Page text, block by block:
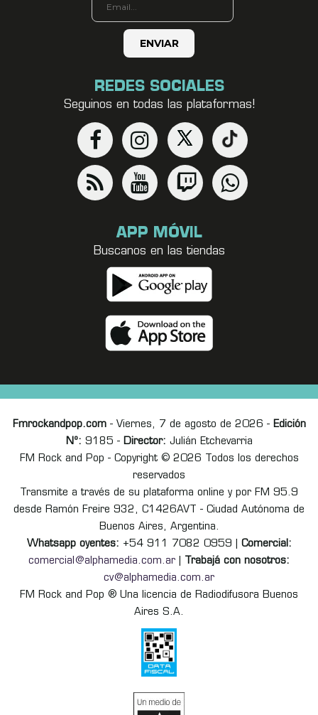
REDES SOCIALES
Seguinos en todas las plataformas!
APP MÓVIL
Buscanos en las tiendas
Fmrockandpop.com- Viernes, 7 de agosto de 2026 - Edición
Nº: 9185 - Director: Julián Etchevarria
FM Rock and Pop - Copyright © 2026 Todos los derechos
reservados
Transmite a través de su plataforma online y por FM 95.9
desde Ramón Freire 932, C1426AVT - Ciudad Autónoma de
Buenos Aires, Argentina.
Whatsapp oyentes: +54 911 7082 0959 | Comercial:
comercial@alphamedia.com.ar
Trabajá con nosotros:
cv@alphamedia.com.ar
FM Rock and Pop ® Una licencia de Radiodifusora Buenos
Aires S.A.